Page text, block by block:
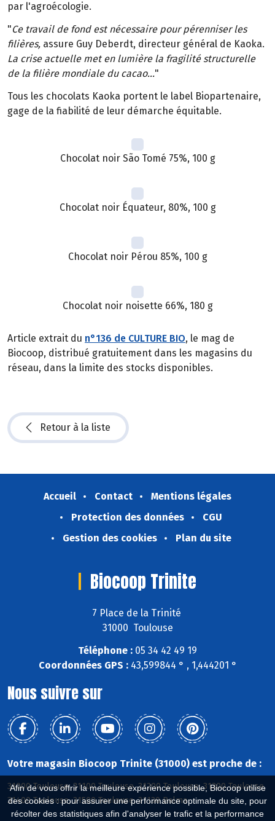
Afin de vous offrir la meilleure expérience possible, Biocoop utilise
des cookies : pour assurer une performance optimale du site, pour
récolter des statistiques afin d'analyser le trafic et la performance
par l'agroécologie.
"Ce travail de fond est nécessaire pour pérenniser les
filières, assure Guy Deberdt, directeur général de Kaoka.
La crise actuelle met en lumière la fragilité structurelle
de la filière mondiale du cacao..."
Tous les chocolats Kaoka portent le label Biopartenaire,
gage de la fiabilité de leur démarche équitable.
Chocolat noir São Tomé 75%, 100 g
Chocolat noir Équateur, 80%, 100 g
Chocolat noir Pérou 85%, 100 g
Chocolat noir noisette 66%, 180 g
Article extrait du n°136 de CULTURE BIO, le mag de
Biocoop, distribué gratuitement dans les magasins du
réseau, dans la limite des stocks disponibles.
Retour à la liste
Accueil Contact
Mentions légales
Protection des données
CGU
Gestion des cookies
Plan du site
Biocoop Trinite
7 Place de la Trinité
31000 Toulouse
Téléphone : 05 34 42 49 19
Coordonnées GPS :43,599844 ° , 1,444201 °
Nous suivre sur
Votre magasin Biocoop Trinite (31000) est proche de :
31000 Toulouse, 31100 Toulouse, 31200 Toulouse, 31300 Toulouse,
31400 Toulouse, 31500 Toulouse, 31130 Balma